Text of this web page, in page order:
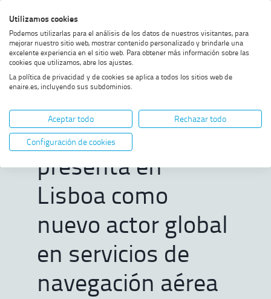
al
menú
al
contenido
al
footer
alto
contraste
Home MOSTRAR OPCIONES DEL CAMINO DE MIGAS
ENAIRE Global Services se
presenta en Lisboa como nuevo
actor global en servicios de
navegación aérea
ENAIRE Global
Services se
presenta en
Lisboa como
nuevo actor global
en servicios de
navegación aérea
Utilizamos cookies
Podemos utilizarlas para el análisis de los datos de nuestros visitantes, para
mejorar nuestro sitio web, mostrar contenido personalizado y brindarle una
excelente experiencia en el sitio web. Para obtener más información sobre las
cookies que utilizamos, abre los ajustes.
La política de privacidad y de cookies se aplica a todos los sitios web de
enaire.es, incluyendo sus subdominios.
Aceptar todo
Rechazar todo
Configuración de cookies